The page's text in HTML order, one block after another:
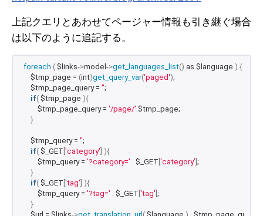
上記クエリとあわせてページャー情報も引き継ぐ場合
は以下のように追記する。
foreach ( $links->model->get_languages_list() as $language ) {
    $tmp_page =
(int)get_query_var('paged');
    $tmp_page_query =
'';
if( $tmp_page ){
        $tmp_page_query =
'/page/'.$tmp_page;
}
    $tmp_query =
'';
if( $_GET 'category' ){
        $tmp_query =
'?category=' . $_GET 'category' ;
}
if( $_GET 'tag' ){
        $tmp_query =
'?tag=' . $_GET 'tag' ;
}